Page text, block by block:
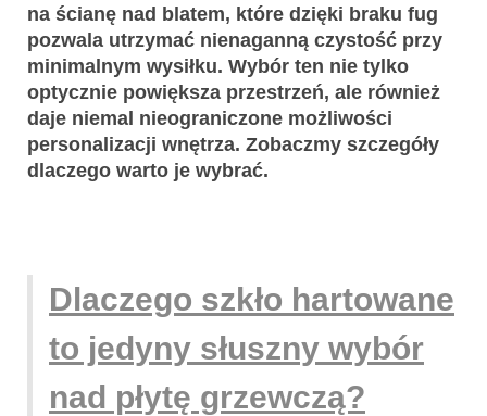
na ścianę nad blatem, które dzięki braku fug
pozwala utrzymać nienaganną czystość przy
minimalnym wysiłku. Wybór ten nie tylko
optycznie powiększa przestrzeń, ale również
daje niemal nieograniczone możliwości
personalizacji wnętrza. Zobaczmy szczegóły
dlaczego warto je wybrać.
Dlaczego szkło hartowane
to jedyny słuszny wybór
nad płytę grzewczą?